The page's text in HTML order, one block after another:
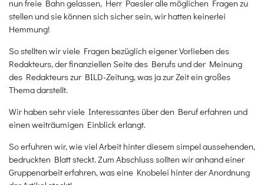
nun freie Bahn gelassen, Herr Paesler alle möglichen Fragen zu
stellen und sie können sich sicher sein, wir hatten keinerlei
Hemmung!
So stellten wir viele Fragen bezüglich eigener Vorlieben des
Redakteurs, der finanziellen Seite des Berufs und der Meinung
des Redakteurs zur BILD-Zeitung, was ja zur Zeit ein großes
Thema darstellt.
Wir haben sehr viele Interessantes über den Beruf erfahren und
einen weiträumigen Einblick erlangt.
So erfuhren wir, wie viel Arbeit hinter diesem simpel aussehenden,
bedruckten Blatt steckt. Zum Abschluss sollten wir anhand einer
Gruppenarbeit erfahren, was eine Knobelei hinter der Anordnung